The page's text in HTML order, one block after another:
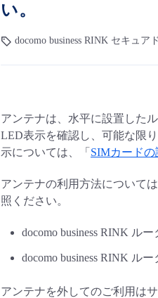
い。
docomo business RINK セキュア
アンテナは、水平に設置した
LED表示を確認し、可能な限
示については、「 SIMカード
アンテナの利用方法については
照ください。
docomo business RINK ル
docomo business RINK ル
アンテナを外してのご利用は